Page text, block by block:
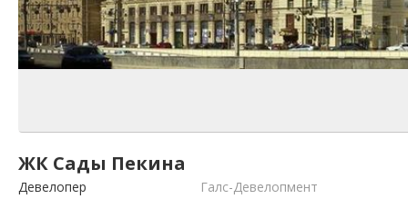
ЖК Сады Пекина
Девелопер
Галс-Девелопмент